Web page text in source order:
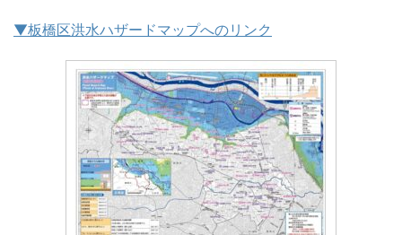
▼板橋区洪水ハザードマップへのリンク